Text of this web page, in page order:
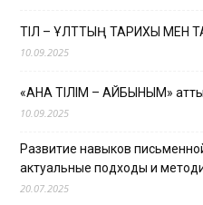
ТІЛ – ҰЛТТЫҢ ТАРИХЫ МЕН
10.09.2025
«АНА ТІЛІМ – АЙБЫНЫМ» атты
10.09.2025
Развитие навыков
актуальные подходы и
20.07.2025